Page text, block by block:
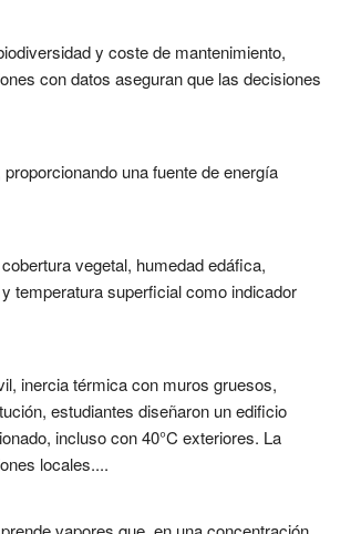
y coste de mantenimiento,
con datos aseguran que las decisiones
una fuente de energía
vegetal, humedad edáfica,
temperatura superficial como indicador
inercia térmica con muros gruesos,
estudiantes diseñaron un edificio
incluso con 40°C exteriores. La
locales....